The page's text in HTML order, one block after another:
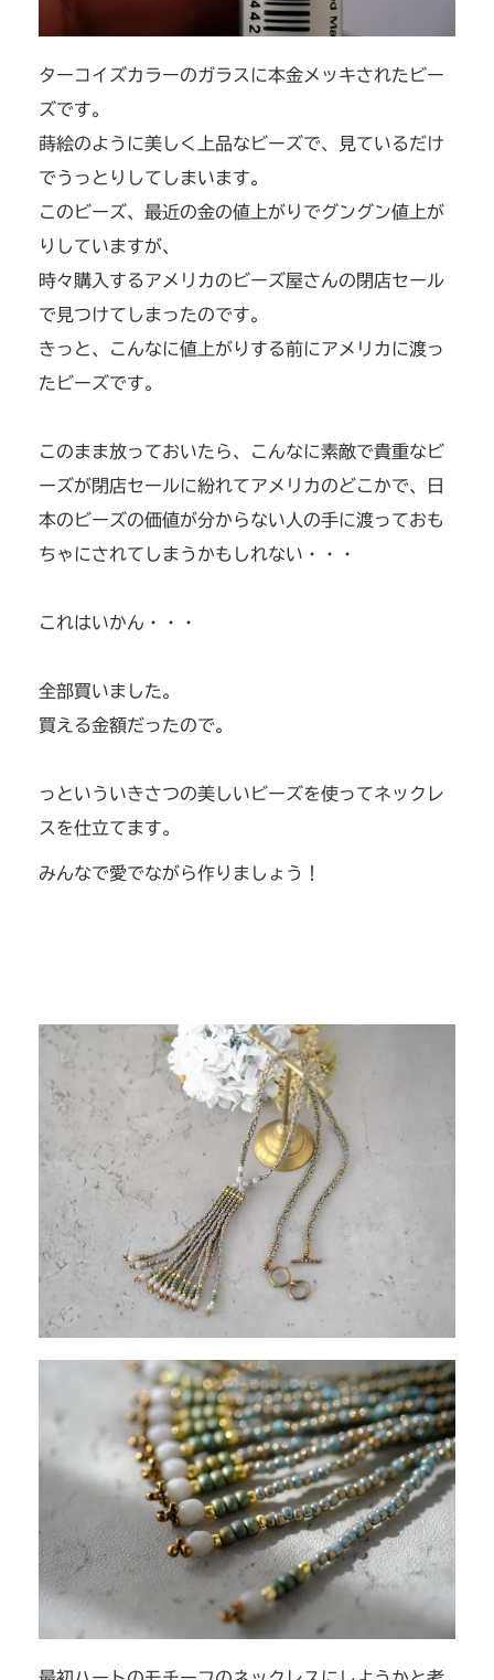
ターコイズカラーのガラスに本金メッキされたビー
ズです。
蒔絵のように美しく上品なビーズで、見ているだけ
でうっとりしてしまいます。
このビーズ、最近の金の値上がりでグングン値上が
りしていますが、
時々購入するアメリカのビーズ屋さんの閉店セール
で見つけてしまったのです。
きっと、こんなに値上がりする前にアメリカに渡っ
たビーズです。
このまま放っておいたら、こんなに素敵で貴重なビ
ーズが閉店セールに紛れてアメリカのどこかで、日
本のビーズの価値が分からない人の手に渡っておも
ちゃにされてしまうかもしれない・・・
これはいかん・・・
全部買いました。
買える金額だったので。
っといういきさつの美しいビーズを使ってネックレ
スを仕立てます。
みんなで愛でながら作りましょう！